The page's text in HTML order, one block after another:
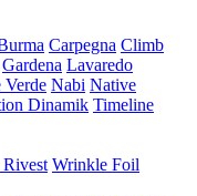
Carpegna Climb
Gardena Lavaredo
Verde Nabi Native
Dinamik Timeline
Wrinkle Foil